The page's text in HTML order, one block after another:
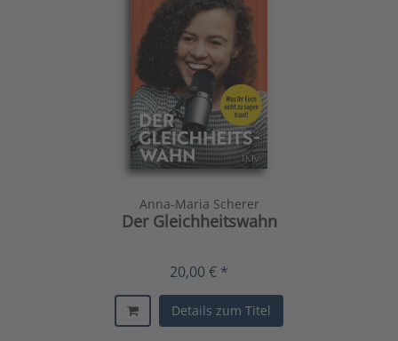
Anna-Maria Scherer
Der Gleichheitswahn
20,00 € *
Details zum Titel